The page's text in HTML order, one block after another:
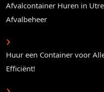
Afvalcontainer Huren in
Afvalbeheer
Huur een Container voor
Efficiënt!